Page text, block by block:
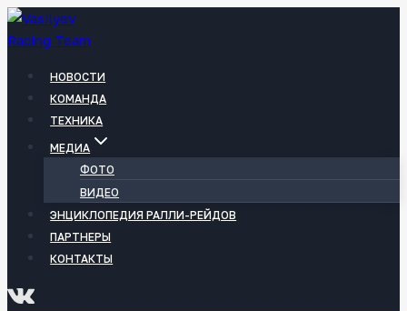
Перейти
к
НОВОСТИ
КОМАНДА
ТЕХНИКА
МЕДИА
ФОТО
ВИДЕО
ЭНЦИКЛОПЕДИЯ РАЛЛИ-РЕЙДОВ
ПАРТНЕРЫ
КОНТАКТЫ